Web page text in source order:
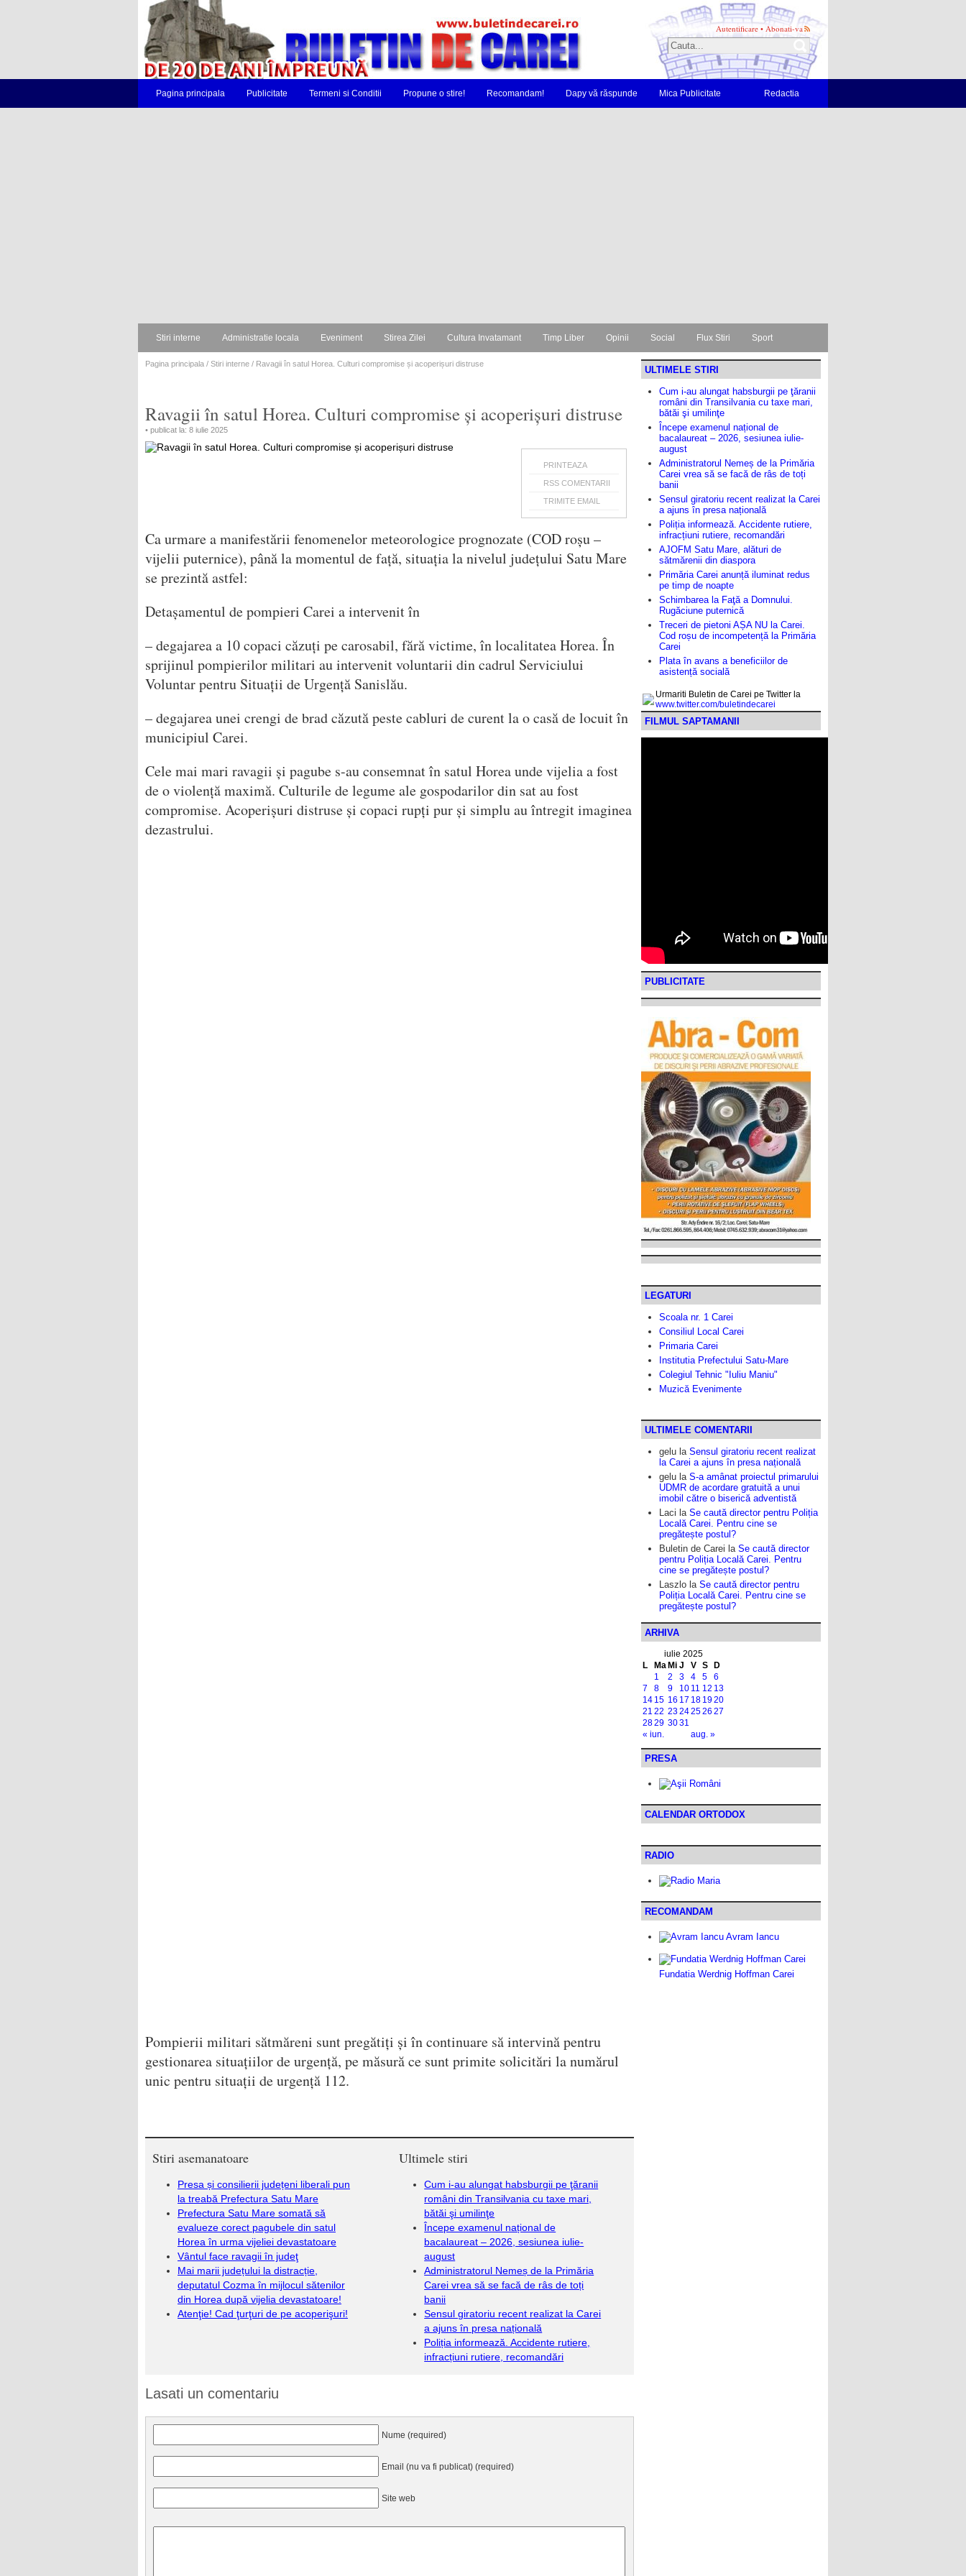
Autentificare • Abonati-va
Pagina principala Publicitate Termeni si Conditii Propune o stire! Recomandam! Dapy vă răspunde Mica Publicitate Redactia
Stiri interne Administratie locala Eveniment Stirea Zilei Cultura Invatamant Timp Liber Opinii Social Flux Stiri Sport
Pagina principala / Stiri interne / Ravagii în satul Horea. Culturi compromise și acoperișuri distruse
Ravagii în satul Horea. Culturi compromise și acoperișuri distruse
• publicat la: 8 iulie 2025
PRINTEAZA
RSS COMENTARII
TRIMITE EMAIL
Ca urmare a manifestării fenomenelor meteorologice prognozate (COD roșu –
vijelii puternice), până la momentul de față, situația la nivelul județului Satu Mare
se prezintă astfel:
Detașamentul de pompieri Carei a intervenit în
– degajarea a 10 copaci căzuți pe carosabil, fără victime, în localitatea Horea. În
sprijinul pompierilor militari au intervenit voluntarii din cadrul Serviciului
Voluntar pentru Situații de Urgență Sanislău.
– degajarea unei crengi de brad căzută peste cabluri de curent la o casă de locuit în
municipiul Carei.
Cele mai mari ravagii și pagube s-au consemnat în satul Horea unde vijelia a fost
de o violență maximă. Culturile de legume ale gospodarilor din sat au fost
compromise. Acoperișuri distruse și copaci rupți pur și simplu au întregit imaginea
dezastrului.
Pompierii militari sătmăreni sunt pregătiți și în continuare să intervină pentru
gestionarea situațiilor de urgență, pe măsură ce sunt primite solicitări la numărul
unic pentru situații de urgență 112.
Stiri asemanatoare
Presa și consilierii județeni liberali pun
la treabă Prefectura Satu Mare
Prefectura Satu Mare somată să
evalueze corect pagubele din satul
Horea în urma vijeliei devastatoare
Vântul face ravagii în judeţ
Mai marii județului la distracție,
deputatul Cozma în mijlocul sătenilor
din Horea după vijelia devastatoare!
Atenţie! Cad ţurţuri de pe acoperişuri!
Ultimele stiri
Cum i-au alungat habsburgii pe ţăranii
români din Transilvania cu taxe mari,
bătăi şi umilinţe
Începe examenul național de
bacalaureat – 2026, sesiunea iulie-
august
Administratorul Nemeș de la Primăria
Carei vrea să se facă de râs de toți
banii
Sensul giratoriu recent realizat la Carei
a ajuns în presa națională
Poliția informează. Accidente rutiere,
infracțiuni rutiere, recomandări
Lasati un comentariu
Nume (required)
Email (nu va fi publicat) (required)
Site web
ULTIMELE STIRI
Cum i-au alungat habsburgii pe ţăranii
români din Transilvania cu taxe mari,
bătăi şi umilinţe
Începe examenul național de
bacalaureat – 2026, sesiunea iulie-
august
Administratorul Nemeș de la Primăria
Carei vrea să se facă de râs de toți
banii
Sensul giratoriu recent realizat la Carei
a ajuns în presa națională
Poliția informează. Accidente rutiere,
infracțiuni rutiere, recomandări
AJOFM Satu Mare, alături de
sătmărenii din diaspora
Primăria Carei anunță iluminat redus
pe timp de noapte
Schimbarea la Faţă a Domnului.
Rugăciune puternică
Treceri de pietoni AȘA NU la Carei.
Cod roșu de incompetență la Primăria
Carei
Plata în avans a beneficiilor de
asistență socială
Urmariti Buletin de Carei pe Twitter la
www.twitter.com/buletindecarei
FILMUL SAPTAMANII
PUBLICITATE
LEGATURI
Scoala nr. 1 Carei
Consiliul Local Carei
Primaria Carei
Institutia Prefectului Satu-Mare
Colegiul Tehnic "Iuliu Maniu"
Muzică Evenimente
ULTIMELE COMENTARII
gelu la Sensul giratoriu recent realizat
la Carei a ajuns în presa națională
gelu la S-a amânat proiectul primarului
UDMR de acordare gratuită a unui
imobil către o biserică adventistă
Laci la Se caută director pentru Poliția
Locală Carei. Pentru cine se
pregătește postul?
Buletin de Carei la Se caută director
pentru Poliția Locală Carei. Pentru
cine se pregătește postul?
Laszlo la Se caută director pentru
Poliția Locală Carei. Pentru cine se
pregătește postul?
ARHIVA
iulie 2025
L
Ma Mi J V S D
« iun. aug. »
1 2 3 4 5
6
7
8 9 10 11 12 13
14 15 16 17 18 1920
21 22 23242526 27
2829 3031
PRESA
CALENDAR ORTODOX
RADIO
RECOMANDAM
Avram Iancu
Fundatia Werdnig Hoffman Carei